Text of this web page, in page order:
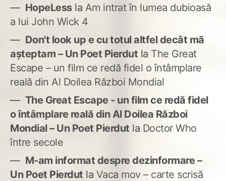
HopeLessla Am intrat în lumea dubioasă
a lui John Wick 4
Don't look up e cu totul altfel decât mă
așteptam – Un Poet Pierdut la The Great
Escape – un film ce redă fidel o întâmplare
reală din Al Doilea Război Mondial
The Great Escape - un film ce redă fidel
o întâmplare reală din Al Doilea Război
Mondial – Un Poet Pierdut la Doctor Who
între secole
M-am informat despre dezinformare –
Un Poet Pierdut la Vaca mov – carte scrisă